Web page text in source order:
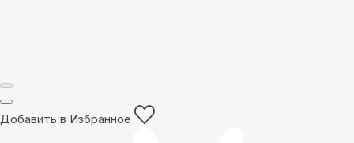
Добавить в Избранное